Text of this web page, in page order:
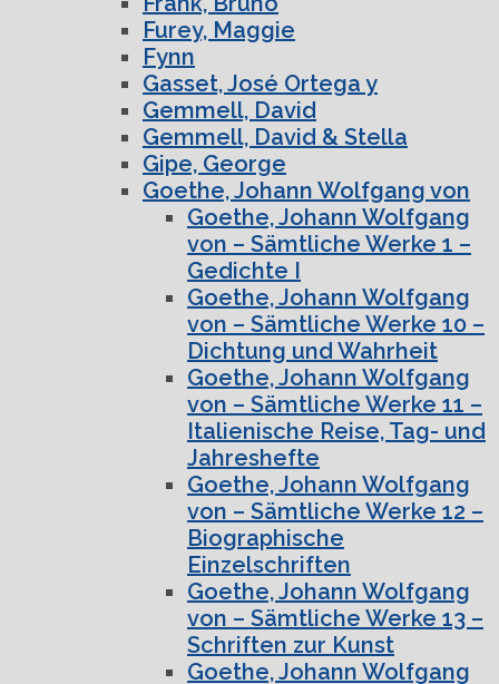
Furey, Maggie
Fynn
Gasset, José Ortega y
Gemmell, David
Gemmell, David & Stella
Gipe, George
Goethe, Johann Wolfgang von
Goethe, Johann Wolfgang
von – Sämtliche Werke 1 –
Gedichte I
Goethe, Johann Wolfgang
von – Sämtliche Werke 10 –
Dichtung und Wahrheit
Goethe, Johann Wolfgang
von – Sämtliche Werke 11 –
Italienische Reise, Tag- und
Jahreshefte
Goethe, Johann Wolfgang
von – Sämtliche Werke 12 –
Biographische
Einzelschriften
Goethe, Johann Wolfgang
von – Sämtliche Werke 13 –
Schriften zur Kunst
Goethe, Johann Wolfgang